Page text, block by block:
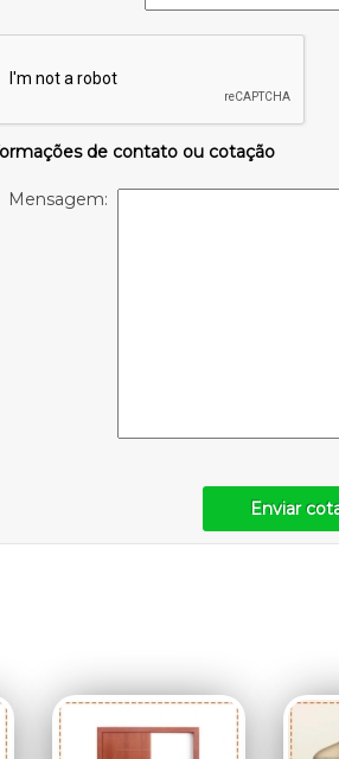
de contato ou cotação
Mensagem:
Enviar